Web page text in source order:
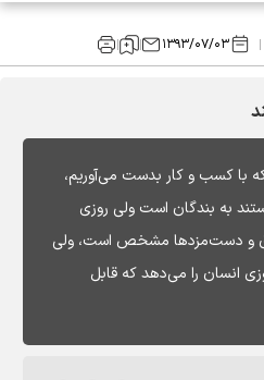
۱۳۹۳/۰۷/۰۳
با کسب و کار بدست می‌آوریم،
به بندگان است ولی روزی
و دست‌مزدها مشخص است، ولی
انسان را می‌دهد که قابل